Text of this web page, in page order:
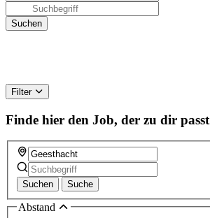
Filter
Finde hier den Job, der zu dir passt
Suchen Suche
Abstand